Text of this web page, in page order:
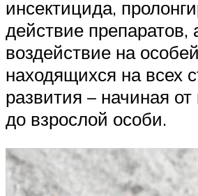
инсектицида,
действие препаратов,
воздействие на
находящихся на всех
развития – начиная
до взрослой особи.